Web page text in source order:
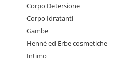
Corpo Detersione
Corpo Idratanti
Gambe
Hennè ed Erbe cosmetiche
Intimo